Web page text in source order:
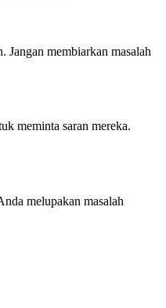
Jangan membiarkan masalah
meminta saran mereka.
melupakan masalah